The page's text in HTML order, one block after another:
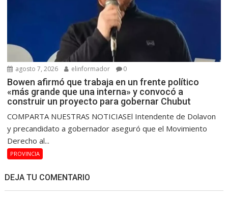
agosto 7, 2026 elinformador 0
Bowen afirmó que trabaja en un frente político
«más grande que una interna» y convocó a
construir un proyecto para gobernar Chubut
COMPARTA NUESTRAS NOTICIASEl Intendente de Dolavon
y precandidato a gobernador aseguró que el Movimiento
Derecho al...
PROVINCIA
DEJA TU COMENTARIO